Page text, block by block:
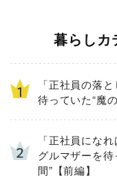
暮らしカ
「正社員の落
待っていた“魔
「正社員にな
グルマザーを
間”【前編】